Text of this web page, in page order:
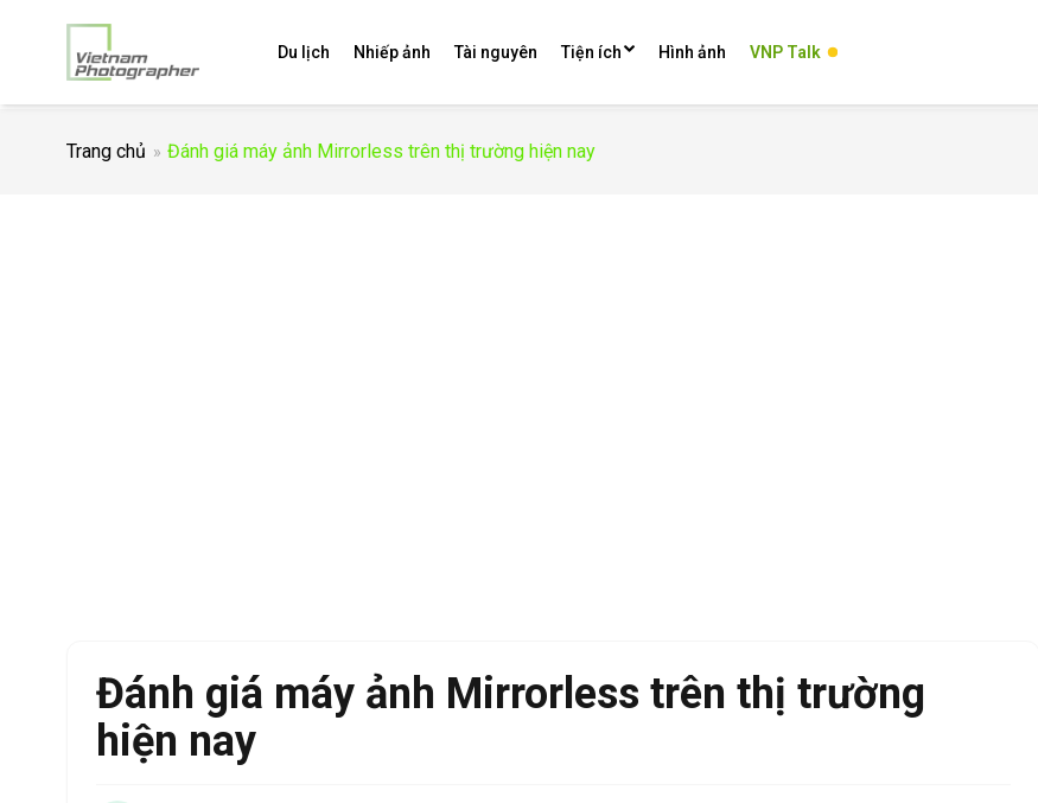
Du lịch Nhiếp ảnh Tài nguyên Tiện ích Hình ảnh VNP Talk
Trang chủ Đánh giá máy ảnh Mirrorless trên thị trường hiện nay
Đánh giá máy ảnh Mirrorless trên thị trường
hiện nay